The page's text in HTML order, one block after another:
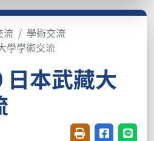
流
學術交流
學學術交流
本武藏大
友善列印(開新視
分享至臉書
分享